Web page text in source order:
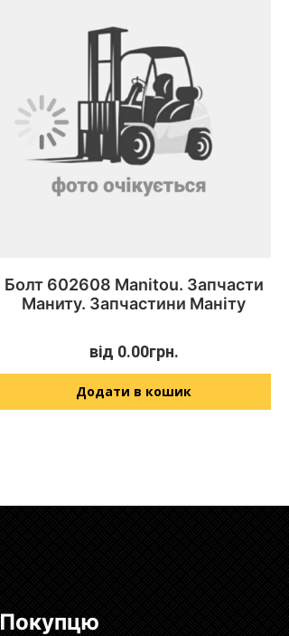
Болт 602608 Manitou. Запчасти
Маниту. Запчастини Маніту
від 0.00грн.
Додати в кошик
Покупцю